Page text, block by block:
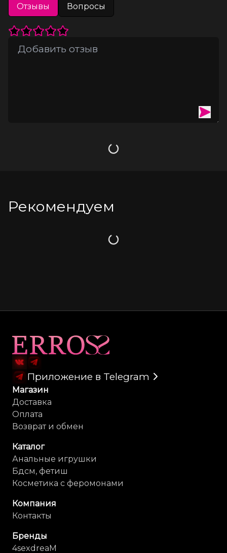
Отзывы Вопросы
Загрузка
Рекомендуем
Загрузка
Приложение в Telegram
Магазин
Доставка
Оплата
Возврат и обмен
Каталог
Анальные игрушки
Бдсм, фетиш
Косметика с феромонами
Компания
Контакты
Бренды
4sexdreaM
Карта сайта